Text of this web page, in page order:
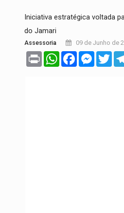
Iniciativa estratégica voltada
do Jamari
Assessoria 09 de Junho de
Print WhatsAppFacebook